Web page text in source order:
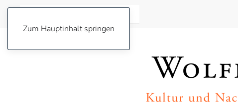
Zum Hauptinhalt springen